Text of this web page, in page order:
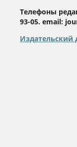
Телефоны
93-05. email:
Издательский